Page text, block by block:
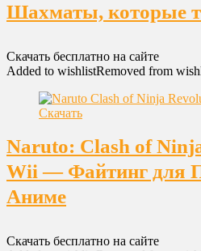
Шахматы, которые
Скачать бесплатно на сайте
Added to wishlistRemoved from
Naruto: Clash of
Wii — Файтинг для
Аниме
Скачать бесплатно на сайте